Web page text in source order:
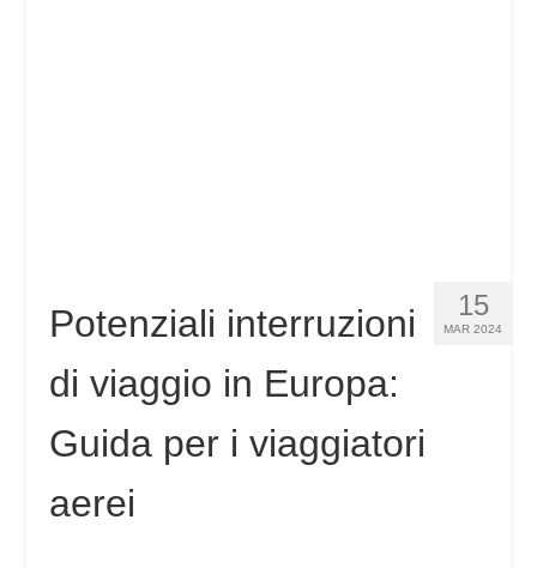
15
MAR 2024
Potenziali interruzioni
di viaggio in Europa:
Guida per i viaggiatori
aerei